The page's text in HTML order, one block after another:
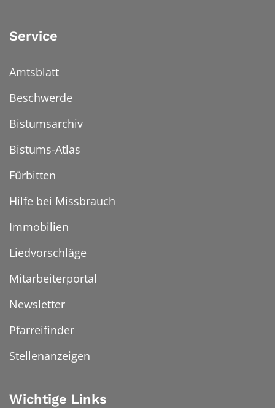
Service
Amtsblatt
Beschwerde
Bistumsarchiv
Bistums-Atlas
Fürbitten
Hilfe bei Missbrauch
Immobilien
Liedvorschläge
Mitarbeiterportal
Newsletter
Pfarreifinder
Stellenanzeigen
Wichtige Links